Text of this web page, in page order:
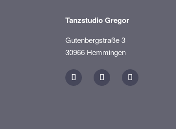
Tanzstudio Gregor
Gutenbergstraße 3
30966 Hemmingen